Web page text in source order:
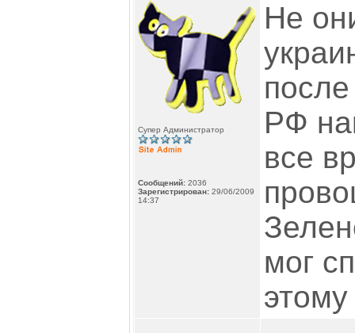
Супер Администратор
Сообщений: 2036
Зарегистрирован: 29/06/2009
14:37
Не
РФ
все
мог